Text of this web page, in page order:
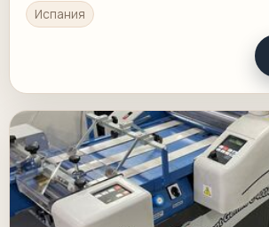
Испания